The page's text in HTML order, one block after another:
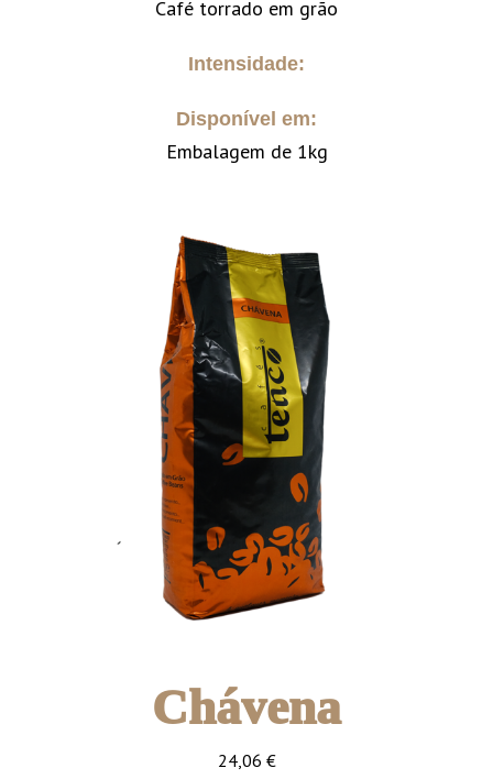
Café torrado em grão
Intensidade:
Disponível em:
Embalagem de 1kg
Chávena
24,06 €